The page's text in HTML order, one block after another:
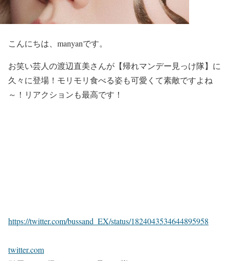
こんにちは、manyanです。
お笑い芸人の渡辺直美さんが 【帰れマンデー見っけ隊】 に
久々に登場！モリモリ食べる姿も可愛く て素敵ですよね
～！ リアクションも最高です！
https://twitter.com/bussand_EX/status/1824043534644895958
twitter.com